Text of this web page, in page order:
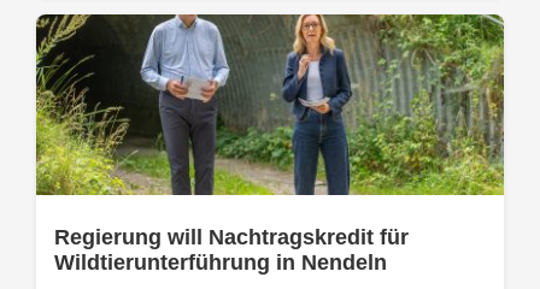
Regierung will Nachtragskredit für
Wildtierunterführung in Nendeln